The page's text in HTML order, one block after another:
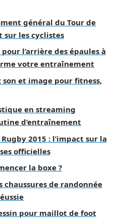
général du Tour de
sur les cyclistes
l’arrière des épaules à
votre entraînement
son et image pour fitness,
en streaming
d’entraînement
2015 : l’impact sur la
officielles
la boxe ?
chaussures de randonnée
pour maillot de foot